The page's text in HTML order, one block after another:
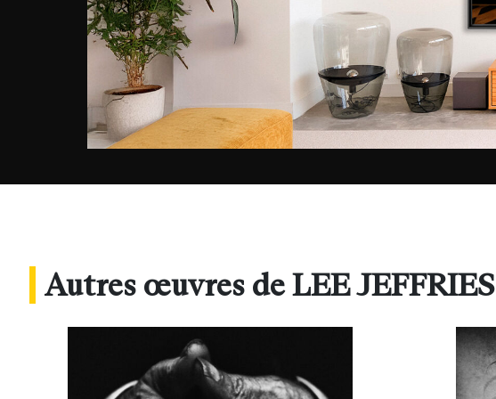
Autres œuvres de LEE JEFFRIES